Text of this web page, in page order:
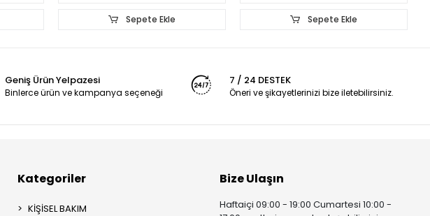
Sepete Ekle Sepete Ekle
Geniş Ürün Yelpazesi
Binlerce ürün ve kampanya seçeneği
7 / 24 DESTEK
Öneri ve şikayetlerinizi bize iletebilirsiniz.
Kategoriler
KİŞİSEL BAKIM
Bize Ulaşın
Haftaiçi 09:00 - 19:00 Cumartesi 10:00 -